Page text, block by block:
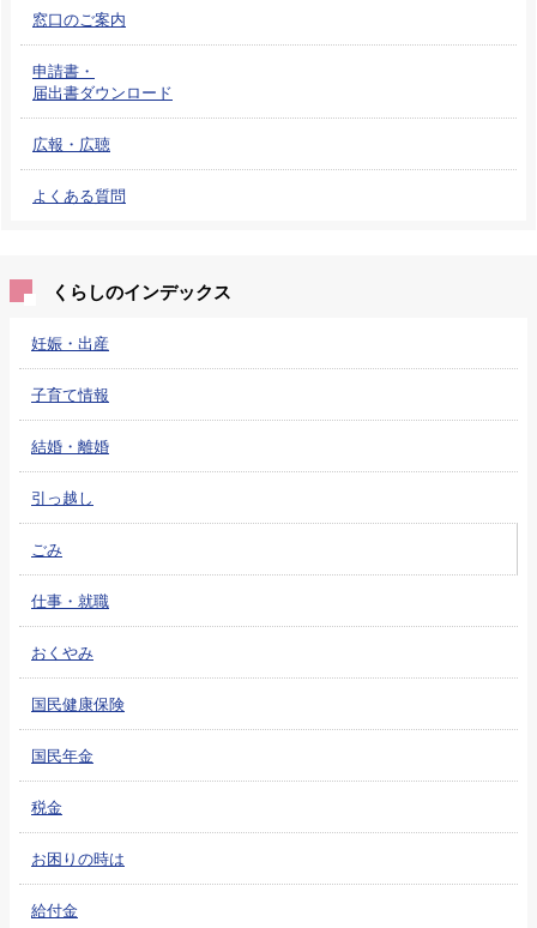
窓口のご案内
申請書・
届出書ダウンロード
広報・広聴
よくある質問
くらしのインデックス
妊娠・出産
子育て情報
結婚・離婚
引っ越し
ごみ
仕事・就職
おくやみ
国民健康保険
国民年金
税金
お困りの時は
給付金